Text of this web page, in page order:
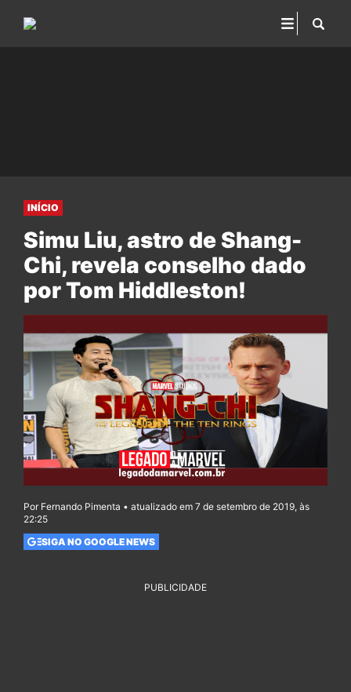
INÍCIO
Simu Liu, astro de Shang-
Chi, revela conselho dado
por Tom Hiddleston!
Por Fernando Pimenta • atualizado em 7 de setembro de 2019, às
22:25
SIGA NO GOOGLE NEWS
PUBLICIDADE